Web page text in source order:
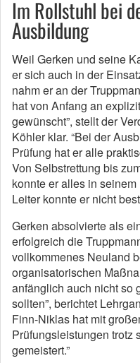
Im Rollstuhl bei
Ausbildung
Weil Gerken und seine
er sich auch in der
nahm er an der
hat von Anfang an
gewünscht”, stellt der
Köhler klar. “Bei der
Prüfung hat er alle
Von Selbstrettung bis
konnte er alles in
Leiter konnte er nicht
Gerken absolvierte als
erfolgreich die
vollkommenes Neuland
organisatorischen
anfänglich auch nicht so
sollten”, berichtet
Finn-Niklas hat mit
Prüfungsleistungen trotz
gemeistert.”